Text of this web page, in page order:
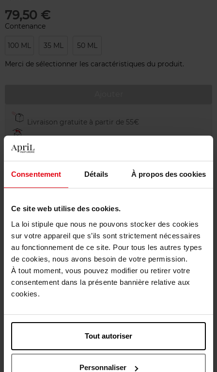
Consentement Détails À propos des cookies
Ce site web utilise des cookies.
La loi stipule que nous ne pouvons stocker des cookies
sur votre appareil que s’ils sont strictement nécessaires
au fonctionnement de ce site. Pour tous les autres types
de cookies, nous avons besoin de votre permission.
À tout moment, vous pouvez modifier ou retirer votre
consentement dans la présente bannière relative aux
cookies.
Tout autoriser
Personnaliser
79,50 €
Contenance
100 ML 35 ML 50 ML
Merci de sélectionner les caractéristiques du produit.
Livraison gratuite à partir de 55€
Emballage cadeau offert
Description
Conseil d'utilisation
Caractéristiques
Vous aimerez peut-être